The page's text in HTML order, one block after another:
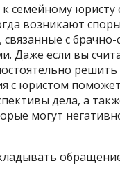
семейному юристу
возникают
связанные с
Даже если вы
с юристом
дела, а
могут